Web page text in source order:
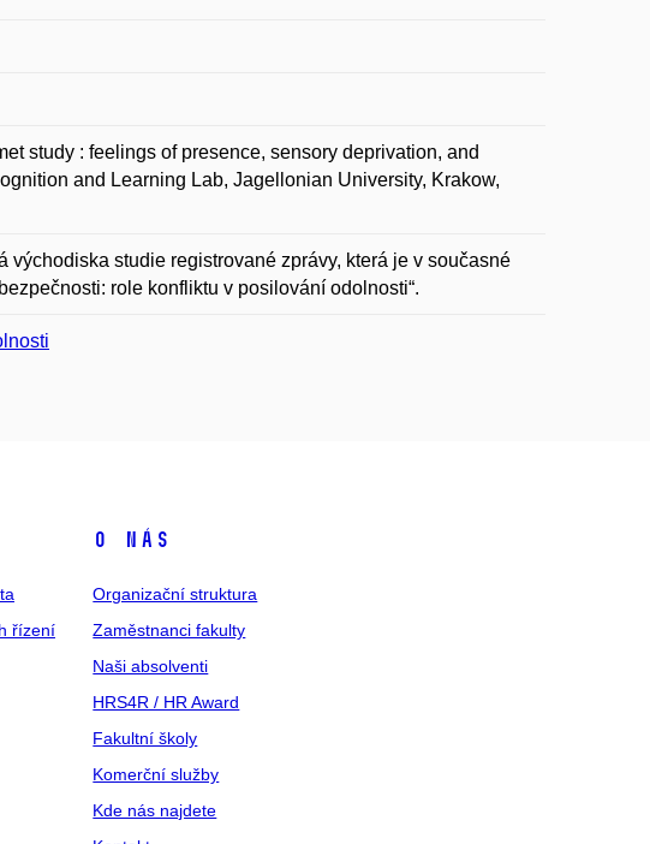
study : feelings of presence, sensory deprivation, and
and Learning Lab, Jagellonian University, Krakow,
studie registrované zprávy, která je v současné
role konfliktu v posilování odolnosti“.
řízení
O nás
Organizační struktura
Zaměstnanci fakulty
Naši absolventi
HRS4R / HR Award
Fakultní školy
Komerční služby
Kde nás najdete